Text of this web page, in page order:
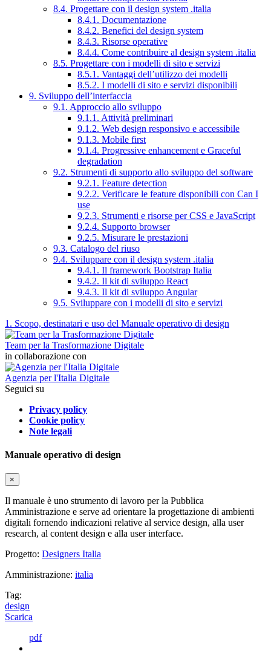
8.4. Progettare con il design system .italia
8.4.1. Documentazione
8.4.2. Benefici del design system
8.4.3. Risorse operative
8.4.4. Come contribuire al design system .italia
8.5. Progettare con i modelli di sito e servizi
8.5.1. Vantaggi dell’utilizzo dei modelli
8.5.2. I modelli di sito e servizi disponibili
9. Sviluppo dell’interfaccia
9.1. Approccio allo sviluppo
9.1.1. Attività preliminari
9.1.2. Web design responsivo e accessibile
9.1.3. Mobile first
9.1.4. Progressive enhancement e Graceful
degradation
9.2. Strumenti di supporto allo sviluppo del software
9.2.1. Feature detection
9.2.2. Verificare le feature disponibili con Can I
use
9.2.3. Strumenti e risorse per CSS e JavaScript
9.2.4. Supporto browser
9.2.5. Misurare le prestazioni
9.3. Catalogo del riuso
9.4. Sviluppare con il design system .italia
9.4.1. Il framework Bootstrap Italia
9.4.2. Il kit di sviluppo React
9.4.3. Il kit di sviluppo Angular
9.5. Sviluppare con i modelli di sito e servizi
1. Scopo, destinatari e uso del Manuale operativo di design
Team per la Trasformazione Digitale
in collaborazione con
Agenzia per l'Italia Digitale
Seguici su
Privacy policy
Cookie policy
Note legali
Manuale operativo di design
×
Il manuale è uno strumento di lavoro per la Pubblica
Amministrazione e serve ad orientare la progettazione di ambienti
digitali fornendo indicazioni relative al service design, alla user
research, al content design e alla user interface.
Progetto: Designers Italia
Amministrazione: italia
Tag:
design
Scarica
pdf